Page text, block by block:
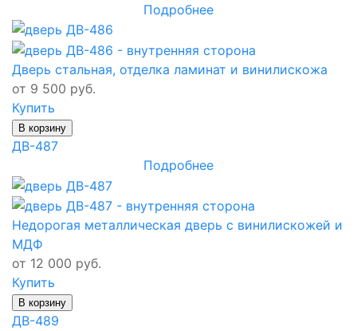
Подробнее
Дверь стальная, отделка ламинат и винилискожа
от 9 500 руб.
Купить
В корзину
ДВ-487
Подробнее
Недорогая металлическая дверь с винилискожей и
МДФ
от 12 000 руб.
Купить
В корзину
ДВ-489